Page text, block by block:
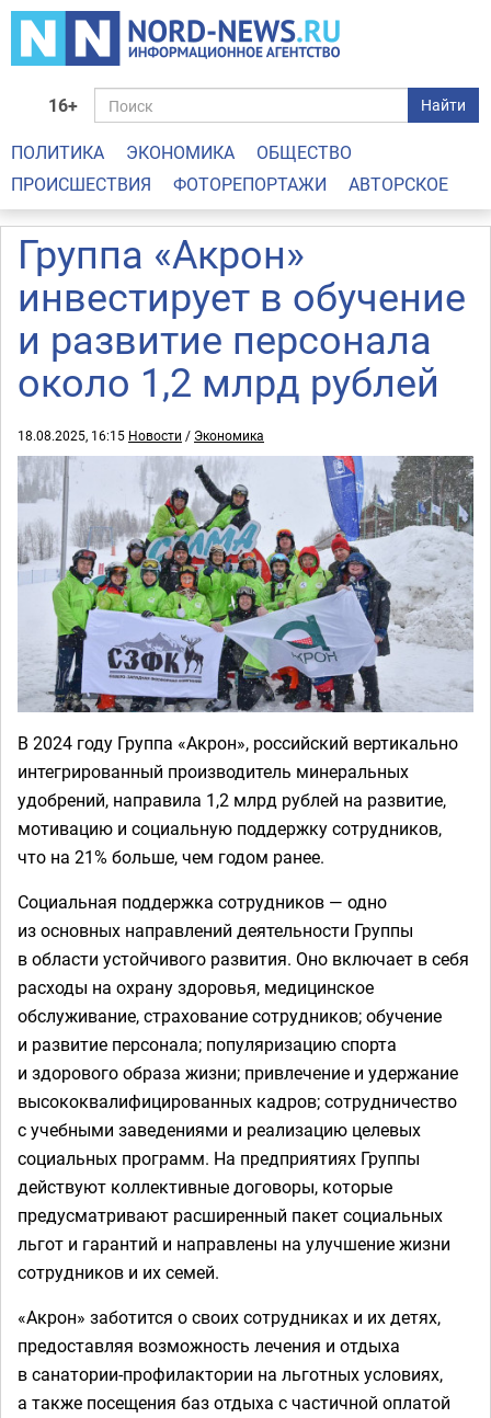
16+ Найти
ПОЛИТИКА ЭКОНОМИКА
ОБЩЕСТВО
ПРОИСШЕСТВИЯ
ФОТОРЕПОРТАЖИ АВТОРСКОЕ
Группа «Акрон»
инвестирует в обучение
и развитие персонала
около 1,2 млрд рублей
18.08.2025, 16:15 Новости / Экономика
В 2024 году Группа «Акрон», российский вертикально
интегрированный производитель минеральных
удобрений, направила 1,2 млрд рублей на развитие,
мотивацию и социальную поддержку сотрудников,
что на 21% больше, чем годом ранее.
Социальная поддержка сотрудников — одно
из основных направлений деятельности Группы
в области устойчивого развития. Оно включает в себя
расходы на охрану здоровья, медицинское
обслуживание, страхование сотрудников; обучение
и развитие персонала; популяризацию спорта
и здорового образа жизни; привлечение и удержание
высококвалифицированных кадров; сотрудничество
с учебными заведениями и реализацию целевых
социальных программ. На предприятиях Группы
действуют коллективные договоры, которые
предусматривают расширенный пакет социальных
льгот и гарантий и направлены на улучшение жизни
сотрудников и их семей.
«Акрон» заботится о своих сотрудниках и их детях,
предоставляя возможность лечения и отдыха
в санатории-профилактории на льготных условиях,
а также посещения баз отдыха с частичной оплатой